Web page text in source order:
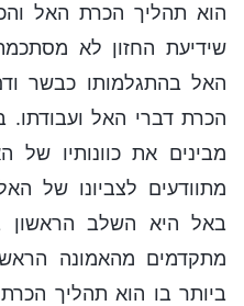
הוא תהליך הכרת האל
שידיעת החזון לא
האל בהתגלמותו כבשר
הכרת דברי האל
מבינים את כוונותיו
מתוודעים לצביונו של
באל היא השלב הראשון
מתקדמים מהאמונה
ביותר בו הוא תהליך